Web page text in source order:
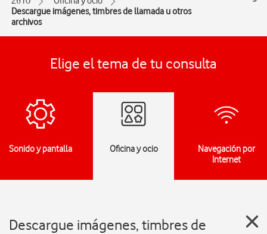
Descargue imágenes, timbres de llamada u otros
archivos
Elige el tema de tu consulta
Sonido y pantalla Oficina y ocio
Navegación por
Internet
Descargue imágenes, timbres de